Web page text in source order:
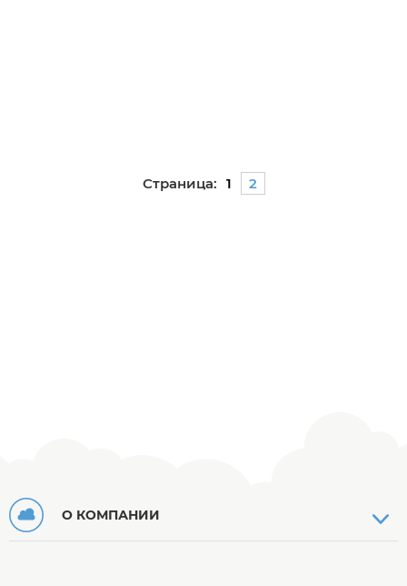
Страница: 1 2
О КОМПАНИИ